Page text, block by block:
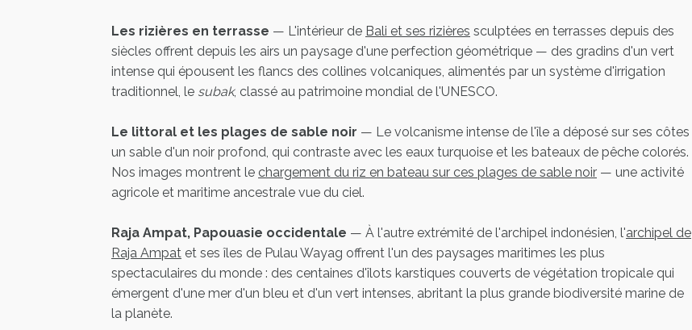
Les rizières en terrasse — L'intérieur de Bali et ses rizières sculptées en terrasses depuis des
siècles offrent depuis les airs un paysage d'une perfection géométrique — des gradins d'un vert
intense qui épousent les flancs des collines volcaniques, alimentés par un système d'irrigation
traditionnel, le subak, classé au patrimoine mondial de l'UNESCO.
Le littoral et les plages de sable noir — Le volcanisme intense de l'île a déposé sur ses côtes
un sable d'un noir profond, qui contraste avec les eaux turquoise et les bateaux de pêche colorés.
Nos images montrent le chargement du riz en bateau sur ces plages de sable noir — une activité
agricole et maritime ancestrale vue du ciel.
Raja Ampat, Papouasie occidentale — À l'autre extrémité de l'archipel indonésien, l'archipel de
Raja Ampat et ses îles de Pulau Wayag offrent l'un des paysages maritimes les plus
spectaculaires du monde : des centaines d'îlots karstiques couverts de végétation tropicale qui
émergent d'une mer d'un bleu et d'un vert intenses, abritant la plus grande biodiversité marine de
la planète.